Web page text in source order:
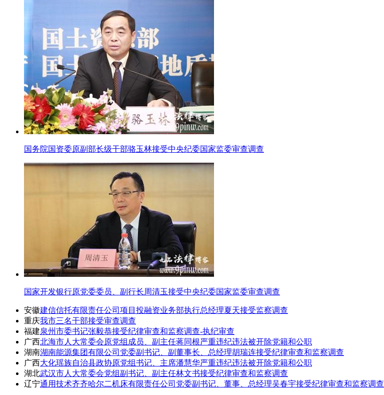
国务院国资委原副部长级干部骆玉林接受中央纪委国家监委审查调查
国家开发银行原党委委员、副行长周清玉接受中央纪委国家监委审查调查
安徽建信信托有限责任公司项目投融资业务部执行总经理夏天接受监察调查
重庆我市三名干部接受审查调查
福建泉州市委书记张毅恭接受纪律审查和监察调查-执纪审查
广西北海市人大常委会原党组成员、副主任蒋同根严重违纪违法被开除党籍和公职
湖南湖南能源集团有限公司党委副书记、副董事长、总经理胡瑞连接受纪律审查和监察调查
广西大化瑶族自治县政协原党组书记、主席潘慧华严重违纪违法被开除党籍和公职
湖北武汉市人大常委会党组副书记、副主任林文书接受纪律审查和监察调查
辽宁通用技术齐齐哈尔二机床有限责任公司党委副书记、董事、总经理吴春宇接受纪律审查和监察调查